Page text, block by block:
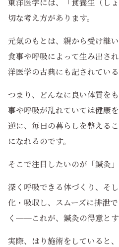
切な考え方があります。
元氣のもとは、親から受け継
食事や呼吸によって生み出さ
洋医学の古典にも記されてい
つまり、どんなに良い体質を
事や呼吸が乱れていては健康
逆に、毎日の暮らしを整える
になれるのです。
そこで注目したいのが「鍼灸」
深く呼吸できる体づくり、そ
化・吸収し、スムーズに排泄
く──これが、鍼灸の得意とす
実際、はり施術をしていると